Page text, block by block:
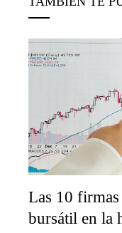
Las 10
bursátil en la